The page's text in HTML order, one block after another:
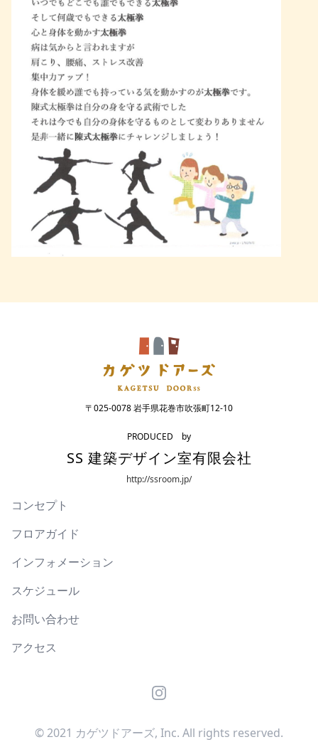
〒025-0078 岩手県花巻市吹張町12-10
PRODUCED by
SS 建築デザイン室有限会社
http://ssroom.jp/
コンセプト
フロアガイド
インフォメーション
スケジュール
お問い合わせ
アクセス
Instagram
© 2021 カゲツドアーズ, Inc. All rights reserved.